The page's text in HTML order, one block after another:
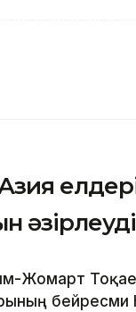
Жомарт
бейресми